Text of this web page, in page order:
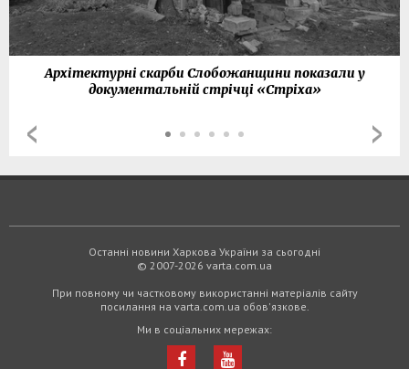
Архітектурні скарби Слобожанщини показали у
документальній стрічці «Стріха»
Останні новини Харкова України за сьогодні
© 2007-2026 varta.com.ua
При повному чи частковому використанні матеріалів сайту
посилання на varta.com.ua обов'язкове.
Ми в соціальних мережах: